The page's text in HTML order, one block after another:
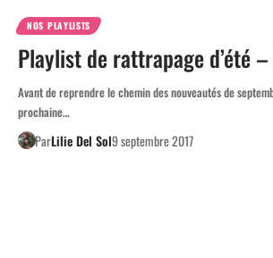
NOS PLAYLISTS
Playlist de rattrapage d’été
Avant de reprendre le chemin des nouveautés de
prochaine…
ParLilie Del Sol9 septembre 2017